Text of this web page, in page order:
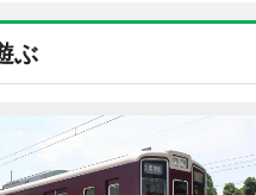
ぶ